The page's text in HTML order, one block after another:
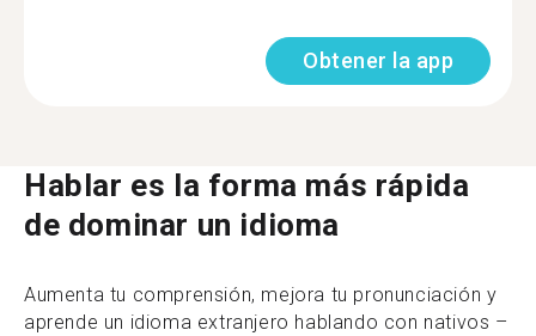
Obtener la app
Hablar es la forma más rápida
de dominar un idioma
Aumenta tu comprensión, mejora tu pronunciación y
aprende un idioma extranjero hablando con nativos –